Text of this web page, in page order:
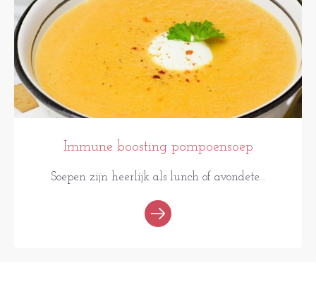
Immune boosting pompoensoep
Soepen zijn heerlijk als lunch of avondete...